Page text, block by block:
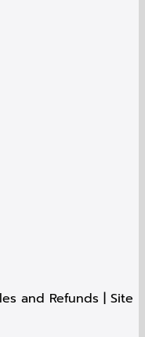
and Refunds | Site